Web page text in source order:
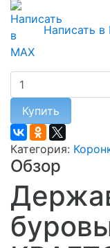
Написать в
Купить
Категория:
Обзор